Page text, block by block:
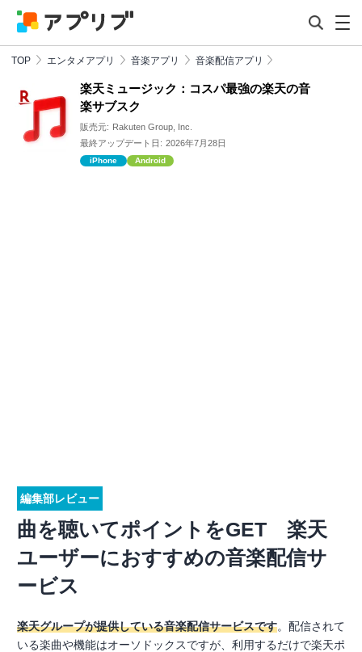
TOP エンタメアプリ 音楽アプリ 音楽配信アプリ
楽天ミュージック：コスパ最強の楽天の音
楽サブスク
販売元: Rakuten Group, Inc.
最終アップデート日: 2026年7月28日
iPhone Android
編集部レビュー
曲を聴いてポイントをGET 楽天
ユーザーにおすすめの音楽配信サ
ービス
楽天グループが提供している音楽配信サービスです。配信されて
いる楽曲や機能はオーソドックスですが、利用するだけで楽天ポ